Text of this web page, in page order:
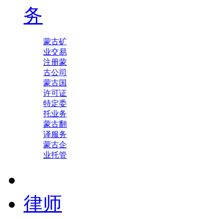
务
蒙古矿
业交易
注册蒙
古公司
蒙古国
许可证
特定委
托业务
蒙古翻
译服务
蒙古企
业托管
律师